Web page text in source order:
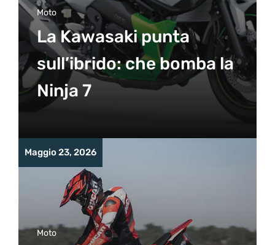
Moto
La Kawasaki punta
sull’ibrido: che bomba la
Ninja 7
Maggio 23, 2026
Moto